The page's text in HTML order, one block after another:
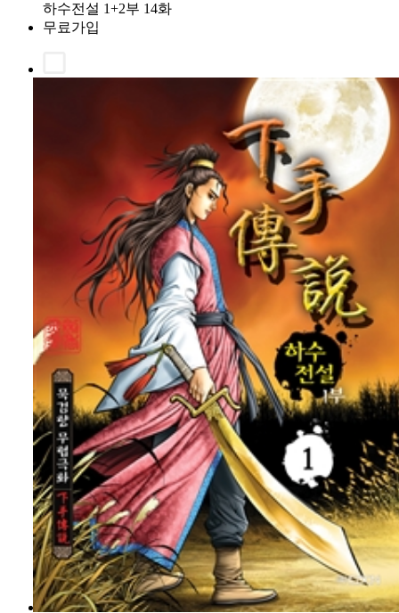
하수전설 1+2부 14화
무료가입